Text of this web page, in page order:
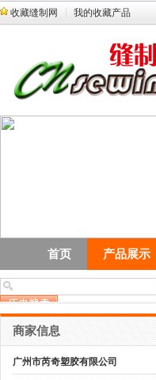
收藏缝制网 我的收藏产品
首页 产品展示
商家信息
广州市芮奇塑胶有限公司